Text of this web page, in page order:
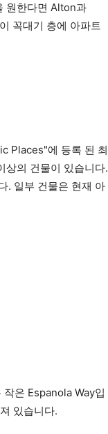
원한다면 Alton과
꼭대기 층에 아파트
Places"에 등록 된 최
상의 건물이 있습니다.
. 일부 건물은 현재 아
은 Espanola Way입
있습니다.